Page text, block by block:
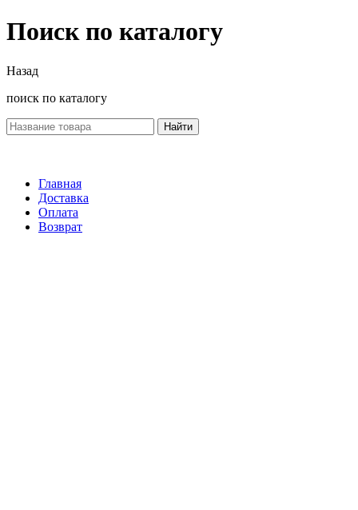
Поиск по каталогу
Назад
поиск по каталогу
Найти
Главная
Доставка
Оплата
Возврат